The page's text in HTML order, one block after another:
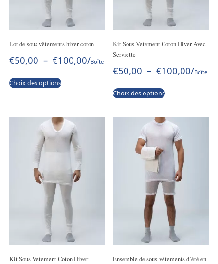
Lot de sous vêtements hiver coton
€50,00 – €100,00/Boîte
Choix des options
Kit Sous Vetement Coton Hiver Avec
Serviette
€50,00 – €100,00/Boîte
Choix des options
Kit Sous Vetement Coton Hiver
Ensemble de sous-vêtements d’été en